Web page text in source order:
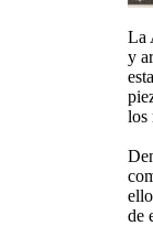
La
y
los
de